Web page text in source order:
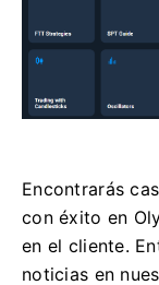
Encontrarás
con éxito en
en el cliente.
noticias en